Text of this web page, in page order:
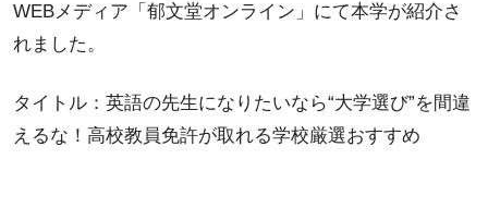
WEBメディア「郁文堂オンライン」にて本学が紹介さ
れました。
タイトル： 英語の先生になりたいなら“大学選び”を間違
えるな！高校教員免許が取れる学校厳選おすすめ